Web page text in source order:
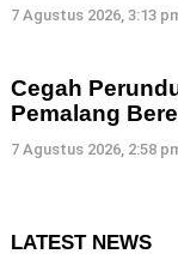
7 Agustus 2026, 3:13
Cegah
Pemalang
7 Agustus 2026, 2:58
LATEST NEWS